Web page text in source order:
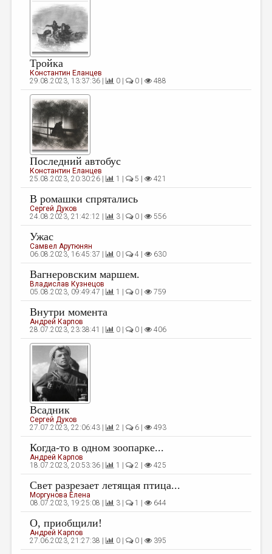
ВКОНТАКТЕ
Тройка
Константин Еланцев
29.08.2023, 13:37:36 |
0 | 0 | 488
Последний автобус
Константин Еланцев
25.08.2023, 20:30:26 |
1 | 5 | 421
В ромашки спрятались
Сергей Дуков
24.08.2023, 21:42:12 |
3 | 0 | 556
Ужас
Самвел Арутюнян
06.08.2023, 16:45:37 |
0 | 4 | 630
Вагнеровским маршем.
Владислав Кузнецов
05.08.2023, 09:49:47 |
1 | 0 | 759
Внутри момента
Андрей Карпов
28.07.2023, 23:38:41 |
0 | 0 | 406
Всадник
Сергей Дуков
27.07.2023, 22:06:43 |
2 | 6 | 493
Когда-то в одном зоопарке...
Андрей Карпов
18.07.2023, 20:53:36 |
1 | 2 | 425
Свет разрезает летящая птица...
Моргунова Елена
08.07.2023, 19:25:08 |
3 | 1 | 644
О, приобщили!
Андрей Карпов
27.06.2023, 21:27:38 |
0 | 0 | 395